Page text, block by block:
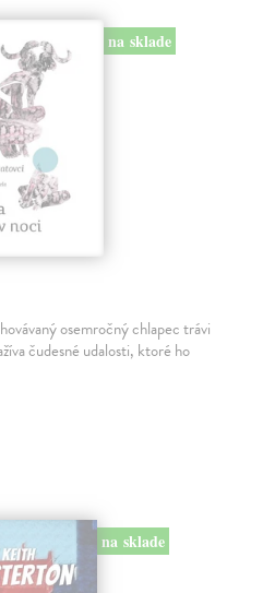
na sklade
osemročný chlapec trávi
čudesné udalosti, ktoré ho
na sklade